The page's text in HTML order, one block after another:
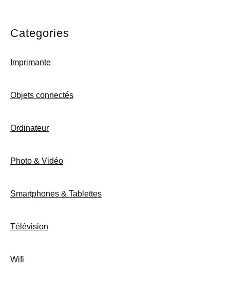
Categories
Imprimante
Objets connectés
Ordinateur
Photo & Vidéo
Smartphones & Tablettes
Télévision
Wifi